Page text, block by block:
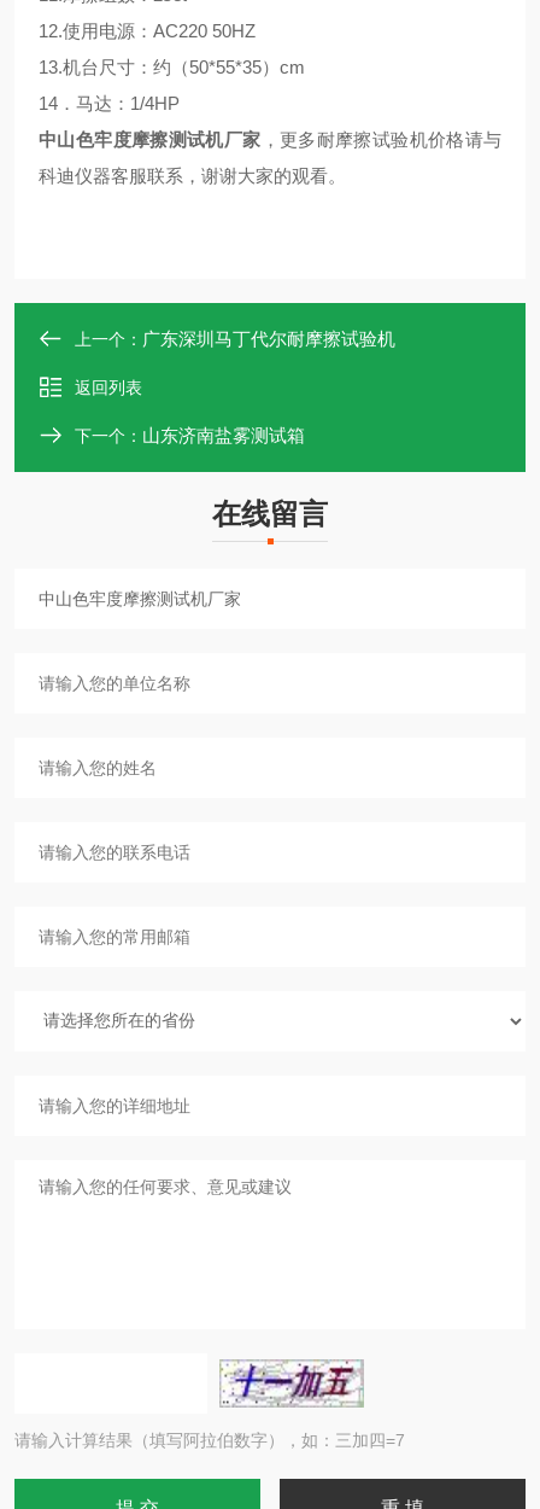
12.使用电源：AC220 50HZ
13.机台尺寸：约（50*55*35）cm
14．马达：1/4HP
中山色牢度摩擦测试机厂家 ，更多耐摩擦试验机价格请与
科迪仪器客服联系，谢谢大家的观看。
上一个： 广东深圳马丁代尔耐摩擦试验机
返回列表
下一个： 山东济南盐雾测试箱
在线留言
请输入计算结果（填写阿拉伯数字），如：三加四=7